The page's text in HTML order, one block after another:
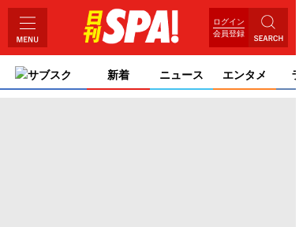
ログイン
会員登録
サブスク 新着 ニュース エンタメ